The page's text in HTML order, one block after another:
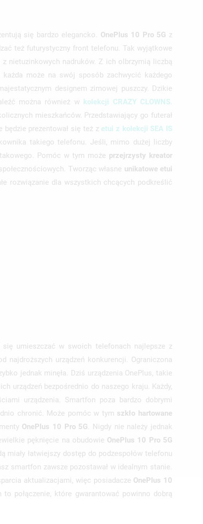
się bardzo elegancko. OnePlus 10 Pro 5G z
też futurystyczny front telefonu. Tak wyjątkowe
z nietuzinkowych nadruków. Z ich olbrzymią liczbą
może na swój sposób zachwycić każdego
designem zimowej puszczy. Dzikie
można również w
kolekcji CRAZY CLOWNS
mieszkańców. Przedstawiający go futerał
będzie prezentował się też z etui z kolekcji SEA IS
takiego telefonu. Jeśli, mimo dużej liczby
Pomóc w tym może przejrzysty kreator
Tworząc własne unikatowe etui
rozwiązanie dla wszystkich chcących podkreślić
się umieszczać w swoich telefonach najlepsze z
najdroższych urządzeń konkurencji. Ograniczona
jednak minęła. Dziś urządzenia OnePlus, takie
urządzeń bezpośrednio do naszego kraju. Każdy,
urządzenia. Smartfon poza bardzo dobrymi
chronić. Może pomóc w tym szkło hartowane
OnePlus 10 Pro 5G . Nigdy nie należy jednak
pęknięcie na obudowie OnePlus 10 Pro 5G
łatwiejszy dostęp do podzespołów telefonu
smartfon zawsze pozostawał w idealnym stanie.
aktualizacjami, więc posiadacze OnePlus 10
połączenie, które gwarantować powinno dobrą